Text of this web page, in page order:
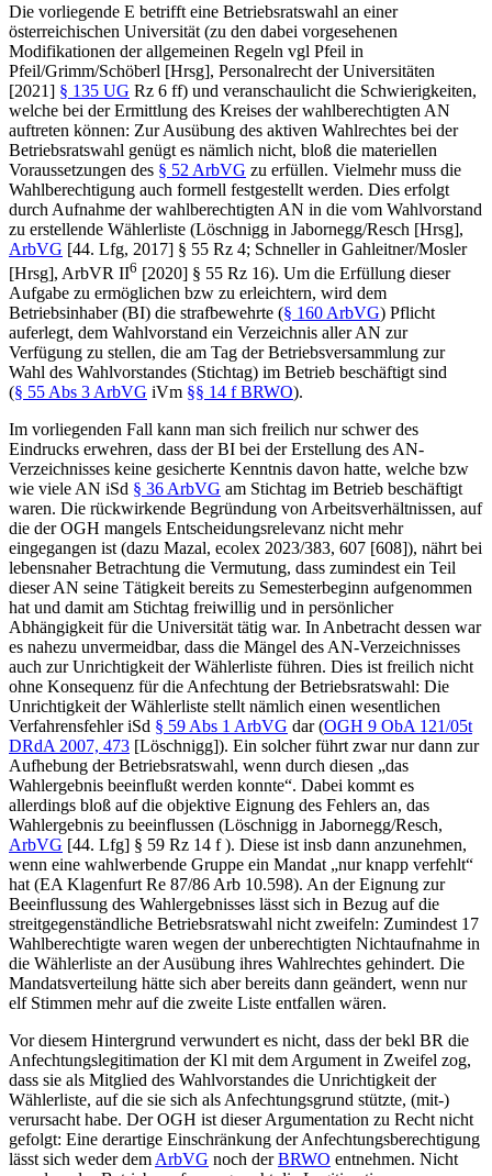
Die vorliegende E betrifft eine Betriebsratswahl an einer
österreichischen Universität (zu den dabei vorgesehenen
Modifikationen der allgemeinen Regeln vgl Pfeil in
Pfeil/Grimm/Schöberl [Hrsg], Personalrecht der Universitäten
[2021] § 135 UG Rz 6 ff) und veranschaulicht die Schwierigkeiten,
welche bei der Ermittlung des Kreises der wahlberechtigten AN
auftreten können: Zur Ausübung des aktiven Wahlrechtes bei der
Betriebsratswahl genügt es nämlich nicht, bloß die materiellen
Voraussetzungen des § 52 ArbVG zu erfüllen. Vielmehr muss die
Wahlberechtigung auch formell festgestellt werden. Dies erfolgt
durch Aufnahme der wahlberechtigten AN in die vom Wahlvorstand
zu erstellende Wählerliste (Löschnigg in Jabornegg/Resch [Hrsg],
ArbVG [44. Lfg, 2017] § 55 Rz 4; Schnellerin Gahleitner/Mosler
[Hrsg], ArbVR II6 [2020] § 55 Rz 16). Um die Erfüllung dieser
Aufgabe zu ermöglichen bzw zu erleichtern, wird dem
Betriebsinhaber (BI) die strafbewehrte (§ 160 ArbVG) Pflicht
auferlegt, dem Wahlvorstand ein Verzeichnis aller AN zur
Verfügung zu stellen, die am Tag der Betriebsversammlung zur
Wahl des Wahlvorstandes (Stichtag) im Betrieb beschäftigt sind
(§ 55 Abs 3 ArbVG iVm §§ 14 f BRWO).
Im vorliegenden Fall kann man sich freilich nur schwer des
Eindrucks erwehren, dass der BI bei der Erstellung des AN-
Verzeichnisses keine gesicherte Kenntnis davon hatte, welche bzw
wie viele AN iSd § 36 ArbVG am Stichtag im Betrieb beschäftigt
waren. Die rückwirkende Begründung von Arbeitsverhältnissen, auf
die der OGH mangels Entscheidungsrelevanz nicht mehr
eingegangen ist (dazu Mazal, ecolex 2023/383, 607 [608]), nährt bei
lebensnaher Betrachtung die Vermutung, dass zumindest ein Teil
dieser AN seine Tätigkeit bereits zu Semesterbeginn aufgenommen
hat und damit am Stichtag freiwillig und in persönlicher
Abhängigkeit für die Universität tätig war. In Anbetracht dessen war
es nahezu unvermeidbar, dass die Mängel des AN-Verzeichnisses
auch zur Unrichtigkeit der Wählerliste führen. Dies ist freilich nicht
ohne Konsequenz für die Anfechtung der Betriebsratswahl: Die
Unrichtigkeit der Wählerliste stellt nämlich einen wesentlichen
Verfahrensfehler iSd § 59 Abs 1 ArbVG dar (OGH 9 ObA 121/05t
DRdA 2007, 473 [Löschnigg]). Ein solcher führt zwar nur dann zur
Aufhebung der Betriebsratswahl, wenn durch diesen „das
Wahlergebnis beeinflußt werden konnte“. Dabei kommt es
allerdings bloß auf die objektive Eignung des Fehlers an, das
Wahlergebnis zu beeinflussen (Löschnigg in Jabornegg/Resch,
ArbVG [44. Lfg] § 59 Rz 14 f ). Diese ist insb dann anzunehmen,
wenn eine wahlwerbende Gruppe ein Mandat „nur knapp verfehlt“
hat (EA Klagenfurt Re 87/86 Arb 10.598). An der Eignung zur
Beeinflussung des Wahlergebnisses lässt sich in Bezug auf die
streitgegenständliche Betriebsratswahl nicht zweifeln: Zumindest 17
Wahlberechtigte waren wegen der unberechtigten Nichtaufnahme in
die Wählerliste an der Ausübung ihres Wahlrechtes gehindert. Die
Mandatsverteilung hätte sich aber bereits dann geändert, wenn nur
elf Stimmen mehr auf die zweite Liste entfallen wären.
Vor diesem Hintergrund verwundert es nicht, dass der bekl BR die
Anfechtungslegitimation der Kl mit dem Argument in Zweifel zog,
dass sie als Mitglied des Wahlvorstandes die Unrichtigkeit der
Wählerliste, auf die sie sich als Anfechtungsgrund stützte, (mit-)
verursacht habe. Der OGH ist dieser Argumentation zu Recht nicht
gefolgt: Eine derartige Einschränkung der Anfechtungsberechtigung
lässt sich weder dem ArbVG noch derBRWO entnehmen. Nicht